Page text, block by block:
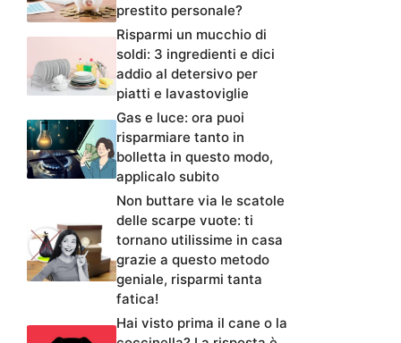
prestito personale?
Risparmi un mucchio di
soldi: 3 ingredienti e dici
addio al detersivo per
piatti e lavastoviglie
Gas e luce: ora puoi
risparmiare tanto in
bolletta in questo modo,
applicalo subito
Non buttare via le scatole
delle scarpe vuote: ti
tornano utilissime in casa
grazie a questo metodo
geniale, risparmi tanta
fatica!
Hai visto prima il cane o la